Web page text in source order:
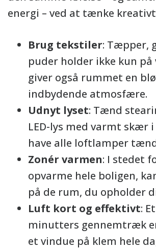
energi – ved at tænke
Brug tekstiler: Tæpper,
puder holder ikke kun på
giver også rummet en
indbydende atmosfære.
Udnyt lyset: Tænd
LED-lys med varmt skær
have alle loftlamper
Zonér varmen: I stedet
opvarme hele boligen,
på de rum, du opholder
Luft kort og effektivt:
minutters gennemtræk
et vindue på klem hele